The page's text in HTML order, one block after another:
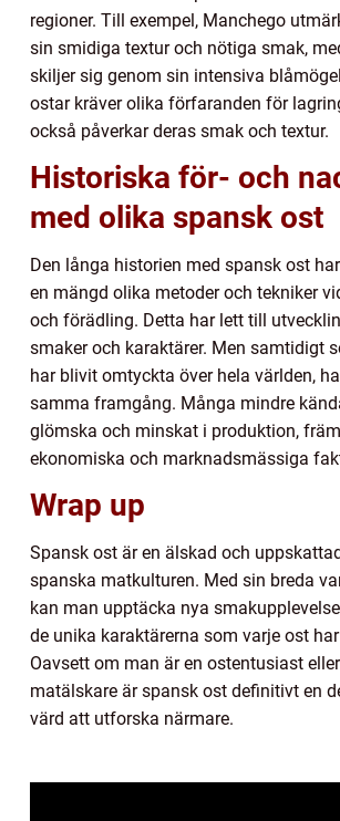
regioner. Till exempel, Manchego
sin smidiga textur och nötiga smak,
skiljer sig genom sin intensiva
ostar kräver olika förfaranden för
också påverkar deras smak och textur.
Historiska för- och
med olika spansk ost
Den långa historien med spansk ost
en mängd olika metoder och tekniker
och förädling. Detta har lett till
smaker och karaktärer. Men samtidigt
har blivit omtyckta över hela världen,
samma framgång. Många mindre
glömska och minskat i produktion,
ekonomiska och marknadsmässiga
Wrap up
Spansk ost är en älskad och
spanska matkulturen. Med sin breda
kan man upptäcka nya
de unika karaktärerna som varje ost
Oavsett om man är en ostentusiast
matälskare är spansk ost definitivt en
värd att utforska närmare.